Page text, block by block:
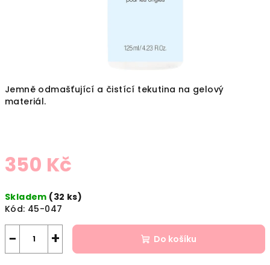
Jemně odmašťující a čistící tekutina na gelový
materiál.
350 Kč
cena:
Skladem (32 ks)
Kód: 45-047
+
− Do košíku